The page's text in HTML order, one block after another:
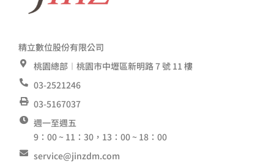
精立數位股份有限公司
桃園總部︱桃園市中壢區新明路 7 號 11 樓
03-2521246
03-5167037
週一至週五
9：00 ~ 11：30，13：00 ~ 18：00
service@jinzdm.com